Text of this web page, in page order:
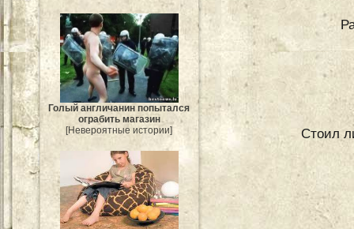
Голый англичанин попытался
ограбить магазин
[Невероятные истории]
Стоил